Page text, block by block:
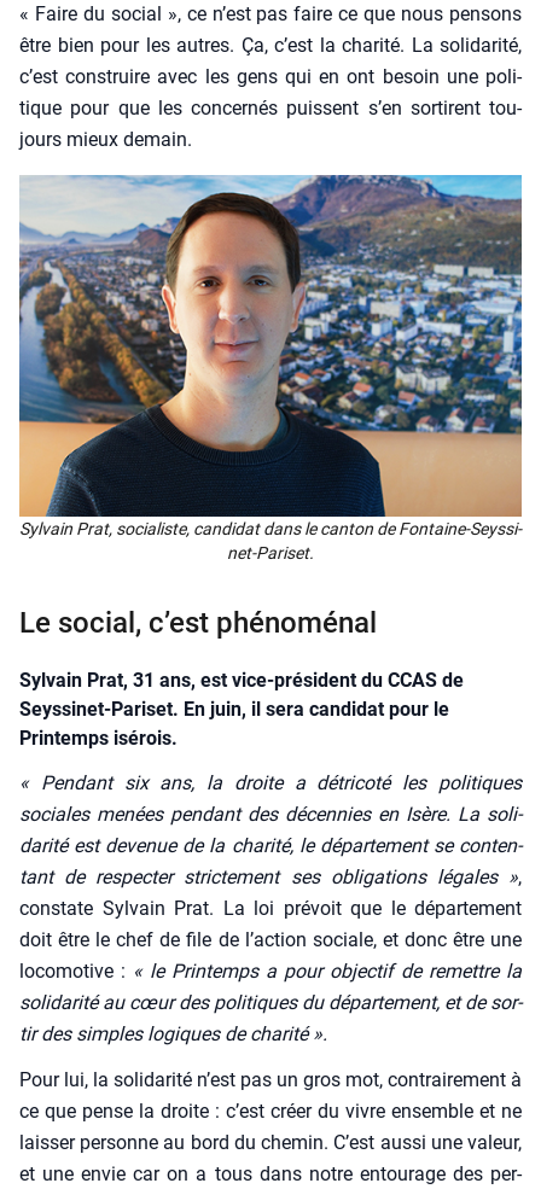
« Faire du social », ce n’est pas faire ce que nous pen­sons
être bien pour les autres. Ça, c’est la cha­ri­té. La soli­da­ri­té,
c’est construire avec les gens qui en ont besoin une poli­
tique pour que les concer­nés puissent s’en sor­tirent tou­
jours mieux demain.
Syl­vain Prat, socia­liste, can­di­dat dans le can­ton de Fon­taine-Seys­si­
net-Pari­set.
Le social, c’est phénoménal
Sylvain Prat, 31 ans, est vice-président du CCAS de
Seyssinet-Pariset. En juin, il sera candidat pour le
Printemps isérois.
« Pen­dant six ans, la droite a détri­co­té les poli­tiques
sociales menées pen­dant des décen­nies en Isère. La soli­
da­ri­té est deve­nue de la cha­ri­té, le dépar­te­ment se conten­
tant de res­pec­ter stric­te­ment ses obli­ga­tions légales »,
constate Syl­vain Prat. La loi pré­voit que le dépar­te­ment
doit être le chef de file de l’action sociale, et donc être une
loco­mo­tive : « le Prin­temps a pour objec­tif de remettre la
soli­da­ri­té au cœur des poli­tiques du dépar­te­ment, et de sor­
tir des simples logiques de cha­ri­té ».
Pour lui, la soli­da­ri­té n’est pas un gros mot, contrai­re­ment à
ce que pense la droite : c’est créer du vivre ensemble et ne
lais­ser per­sonne au bord du che­min. C’est aus­si une valeur,
et une envie car on a tous dans notre entou­rage des per­